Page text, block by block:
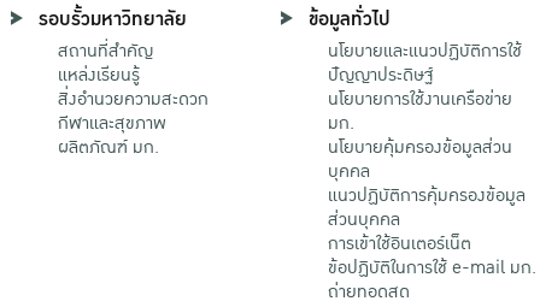
รอบรั้วมหาวิทยาลัย
สถานที่สำคัญ
แหล่งเรียนรู้
สิ่งอำนวยความสะดวก
กีฬาและสุขภาพ
ผลิตภัณฑ์ มก.
ข้อมูลทั่วไป
นโยบายและแนวปฏิบัติการใช้
ปัญญาประดิษฐ์
นโยบายการใช้งานเครือข่าย
มก.
นโยบายคุ้มครองข้อมูลส่วน
บุคคล
แนวปฏิบัติการคุ้มครองข้อมูล
ส่วนบุคคล
การเข้าใช้อินเตอร์เน็ต
ข้อปฏิบัติในการใช้ e-mail มก.
ถ่ายทอดสด